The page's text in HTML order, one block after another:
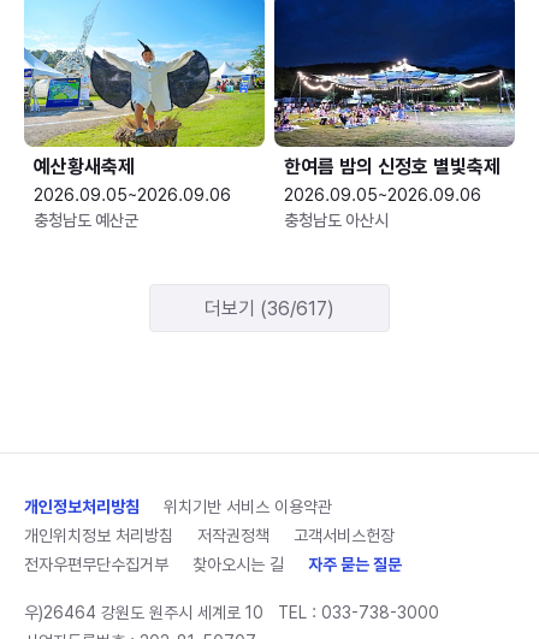
예산황새축제
2026.09.05~2026.09.06
충청남도 예산군
한여름 밤의 신정호 별빛축제
2026.09.05~2026.09.06
충청남도 아산시
더보기 (36/617)
개인정보처리방침
위치기반 서비스 이용약관
개인위치정보 처리방침
저작권정책
고객서비스헌장
전자우편무단수집거부
찾아오시는 길 자주 묻는 질문
우)26464 강원도 원주시 세계로 10 TEL : 033-738-3000